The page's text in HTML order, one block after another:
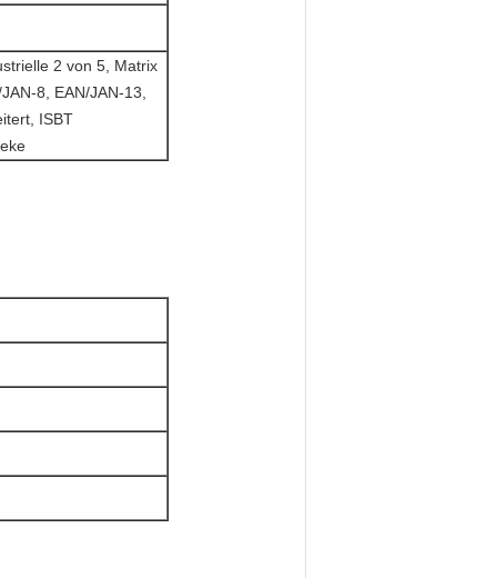
2 von 5, Matrix
8, EAN/JAN-13,
ISBT